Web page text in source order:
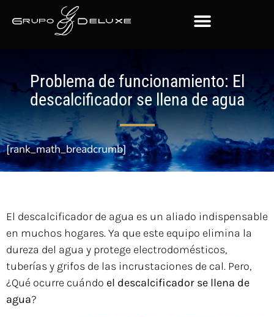
Problema de funcionamiento: El
descalcificador se llena de agua
[rank_math_breadcrumb]
El descalcificador de agua es un aliado indispensable
en muchos hogares. Ya que este equipo elimina la
dureza del agua y protege electrodomésticos,
tuberías y grifos de las incrustaciones de cal. Pero,
¿Qué ocurre cuándo el descalcificador se llena de
agua?